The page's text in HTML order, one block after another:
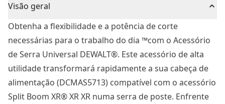
Visão geral
Obtenha a flexibilidade e a potência de corte
necessárias para o trabalho do dia ™com o Acessório
de Serra Universal DEWALT®. Este acessório de alta
utilidade transformará rapidamente a sua cabeça de
alimentação (DCMAS5713) compatível com o acessório
Split Boom XR® XR XR numa serra de poste. Enfrente